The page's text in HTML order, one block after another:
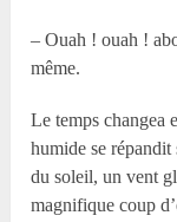
– Ouah ! ouah !
même.
Le temps changea
humide se
du soleil, un vent
magnifique coup